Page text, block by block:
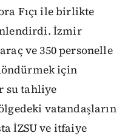
Fıçı ile birlikte
İzmir
ve 350 personelle
için
su tahliye
vatandaşların
İZSU ve itfaiye